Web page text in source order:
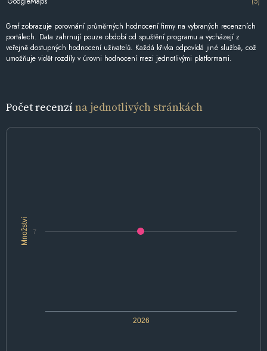
Graf zobrazuje porovnání průměrných hodnocení firmy na vybraných recenzních
portálech. Data zahrnují pouze období od spuštění programu a vycházejí z
veřejně dostupných hodnocení uživatelů. Každá křivka odpovídá jiné službě, což
umožňuje vidět rozdíly v úrovni hodnocení mezi jednotlivými platformami.
Počet recenzína jednotlivých stránkách
Množství
2026
7